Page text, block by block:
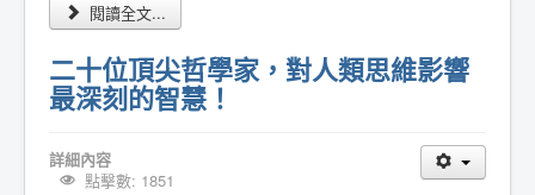
閱讀全文...
二十位頂尖哲學家，對人類思維影響
最深刻的智慧！
詳細內容
點擊數: 1851